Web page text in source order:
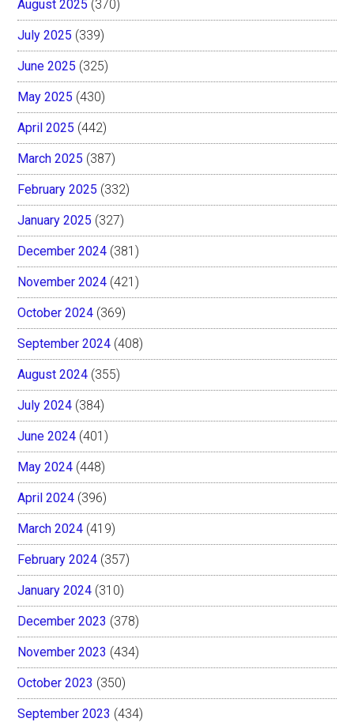
August 2025 (370)
July 2025 (339)
June 2025 (325)
May 2025 (430)
April 2025 (442)
March 2025 (387)
February 2025 (332)
January 2025 (327)
December 2024 (381)
November 2024 (421)
October 2024 (369)
September 2024 (408)
August 2024 (355)
July 2024 (384)
June 2024 (401)
May 2024 (448)
April 2024 (396)
March 2024 (419)
February 2024 (357)
January 2024 (310)
December 2023 (378)
November 2023 (434)
October 2023 (350)
September 2023 (434)